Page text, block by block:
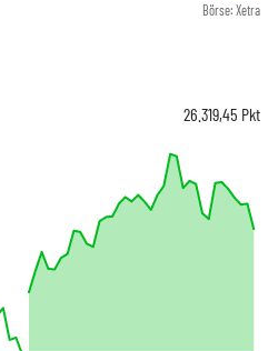
Börse: Xetra
26.319,45 Pkt